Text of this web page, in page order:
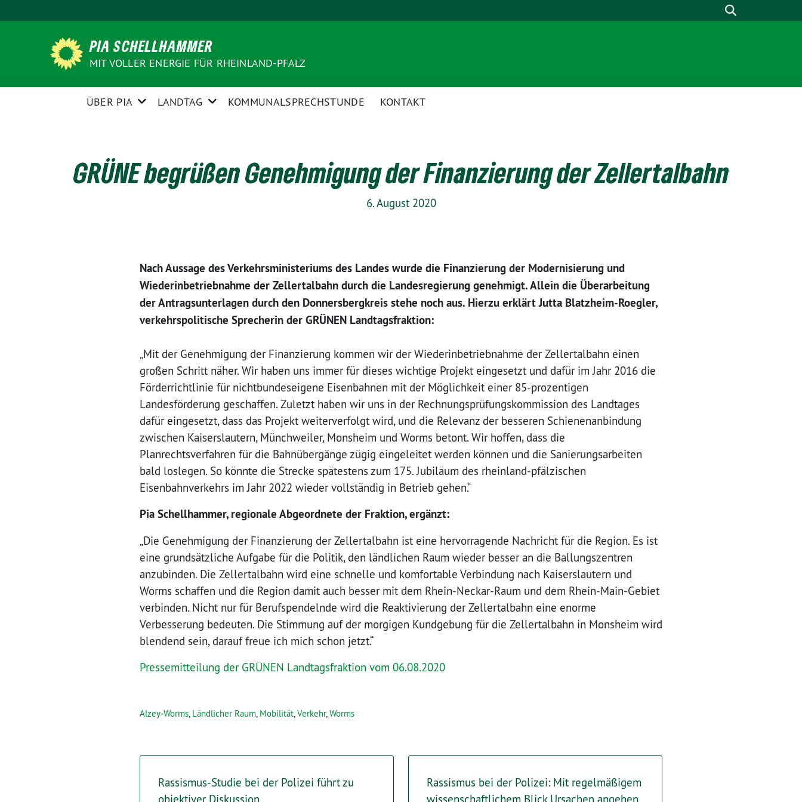
zum
PIA SCHELLHAMMER
MIT VOLLER ENERGIE FÜR RHEINLAND-PFALZ
ÜBER PIA LANDTAG KOMMUNALSPRECHSTUNDE KONTAKT
GRÜNE begrüßen Genehmigung der Finanzierung der Zellertalbahn
6. August 2020
Nach Aussage des Verkehrsministeriums des Landes wurde die Finanzierung der Modernisierung und
Wiederinbetriebnahme der Zellertalbahn durch die Landesregierung genehmigt. Allein die Überarbeitung
der Antragsunterlagen durch den Donnersbergkreis stehe noch aus. Hierzu erklärt Jutta Blatzheim-Roegler,
verkehrspolitische Sprecherin der GRÜNEN Landtagsfraktion:
„Mit der Genehmigung der Finanzierung kommen wir der Wiederinbetriebnahme der Zellertalbahn einen
großen Schritt näher. Wir haben uns immer für dieses wichtige Projekt eingesetzt und dafür im Jahr 2016 die
Förderrichtlinie für nichtbundeseigene Eisenbahnen mit der Möglichkeit einer 85-prozentigen
Landesförderung geschaffen. Zuletzt haben wir uns in der Rechnungsprüfungskommission des Landtages
dafür eingesetzt, dass das Projekt weiterverfolgt wird, und die Relevanz der besseren Schienenanbindung
zwischen Kaiserslautern, Münchweiler, Monsheim und Worms betont. Wir hoffen, dass die
Planrechtsverfahren für die Bahnübergänge zügig eingeleitet werden können und die Sanierungsarbeiten
bald loslegen. So könnte die Strecke spätestens zum 175. Jubiläum des rheinland-pfälzischen
Eisenbahnverkehrs im Jahr 2022 wieder vollständig in Betrieb gehen.“
Pia Schellhammer, regionale Abgeordnete der Fraktion, ergänzt:
„Die Genehmigung der Finanzierung der Zellertalbahn ist eine hervorragende Nachricht für die Region. Es ist
eine grundsätzliche Aufgabe für die Politik, den ländlichen Raum wieder besser an die Ballungszentren
anzubinden. Die Zellertalbahn wird eine schnelle und komfortable Verbindung nach Kaiserslautern und
Worms schaffen und die Region damit auch besser mit dem Rhein-Neckar-Raum und dem Rhein-Main-Gebiet
verbinden. Nicht nur für Berufspendelnde wird die Reaktivierung der Zellertalbahn eine enorme
Verbesserung bedeuten. Die Stimmung auf der morgigen Kundgebung für die Zellertalbahn in Monsheim wird
blendend sein, darauf freue ich mich schon jetzt.“
Pressemitteilung der GRÜNEN Landtagsfraktion vom 06.08.2020
Alzey-Worms, Ländlicher Raum, Mobilität,Verkehr,Worms
Rassismus-Studie bei der Polizei führt zu
objektiver Diskussion
Rassismus bei der Polizei: Mit regelmäßigem
wissenschaftlichem Blick Ursachen angehen